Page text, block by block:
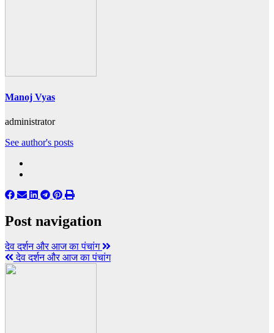
Manoj Vyas
administrator
See author's posts
Post navigation
देव दर्शन और आज का पंचांग
देव दर्शन और आज का पंचांग